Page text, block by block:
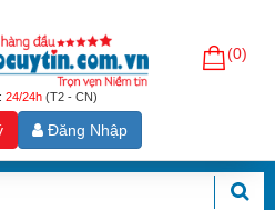
24/24h(T2 - CN)
(0)
Đăng Nhập